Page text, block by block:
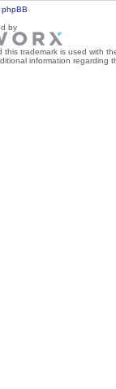
phpBB
by
trademark is used with
information regarding